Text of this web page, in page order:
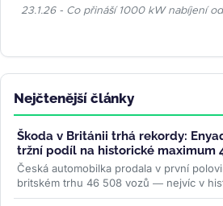
23.1.26 - Co přináší 1000 kW nabíjení
Nejčtenější články
Škoda v Británii trhá rekordy:
tržní podíl na historické maximum
Česká automobilka prodala v první
britském trhu 46 508 vozů — nejvíc v
Enyaq a Elroq...>>